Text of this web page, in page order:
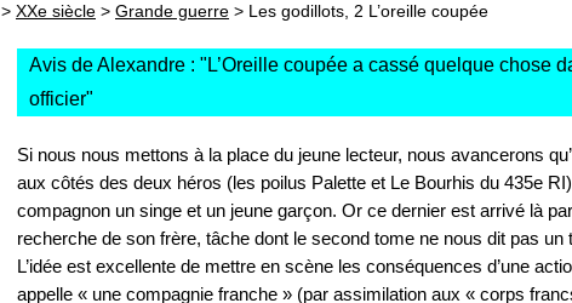
> XXe siècle > Grande guerre > Les godillots, 2 L’oreille coupée
Avis de Alexandre : " L’Oreille coupée a cassé quelque chose
officier"
Si nous nous mettons à la place du jeune lecteur, nous avancerons
aux côtés des deux héros (les poilus Palette et Le Bourhis du 435e
compagnon un singe et un jeune garçon. Or ce dernier est arrivé là
recherche de son frère, tâche dont le second tome ne nous dit pas un
L’idée est excellente de mettre en scène les conséquences d’une
appelle « une compagnie franche » (par assimilation aux « corps